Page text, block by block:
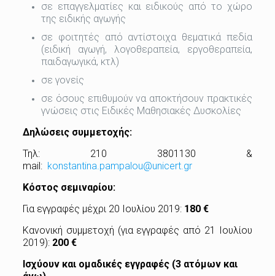
σε επαγγελματίες και ειδικούς από το χώρο
της ειδικής αγωγής
σε φοιτητές από αντίστοιχα θεματικά πεδία
(ειδική αγωγή, λογοθεραπεία, εργοθεραπεία,
παιδαγωγικά, κτλ)
σε γονείς
σε όσους επιθυμούν να αποκτήσουν πρακτικές
γνώσεις στις Ειδικές Μαθησιακές Δυσκολίες
Δηλώσεις συμμετοχής:
Τηλ: 210 3801130 &
mail: konstantina.pampalou@unicert.gr
Κόστος σεμιναρίου:
Για εγγραφές μέχρι 20 Ιουλίου 2019: 180 €
Κανονική συμμετοχή (για εγγραφές από 21 Ιουλίου
2019): 200 €
Ισχύουν και ομαδικές εγγραφές (3 ατόμων και